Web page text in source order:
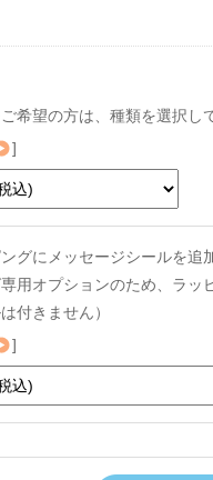
希望の方は、種類を選択し
]
グにメッセージシールを追
専用オプションのため、ラッ
付きません）
]